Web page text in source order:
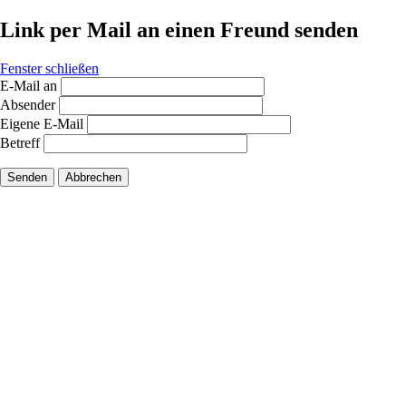
Link per Mail an einen Freund senden
Fenster schließen
E-Mail an
Absender
Eigene E-Mail
Betreff
Senden Abbrechen